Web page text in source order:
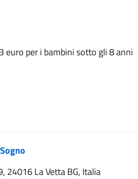
euro per i bambini sotto gli 8 anni
24016 La Vetta BG, Italia